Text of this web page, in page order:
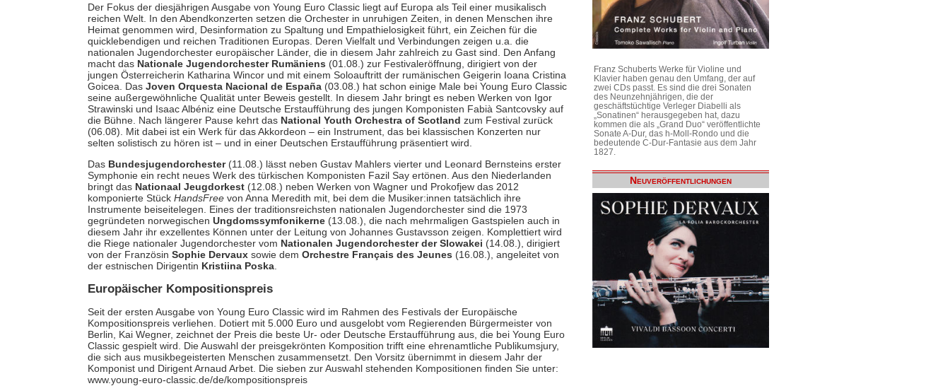
Der Fokus der diesjährigen Ausgabe von Young Euro Classic liegt auf Europa als Teil einer musikalisch
reichen Welt. In den Abendkonzerten setzen die Orchester in unruhigen Zeiten, in denen Menschen ihre
Heimat genommen wird, Desinformation zu Spaltung und Empathielosigkeit führt, ein Zeichen für die
quicklebendigen und reichen Traditionen Europas. Deren Vielfalt und Verbindungen zeigen u.a. die
nationalen Jugendorchester europäischer Länder, die in diesem Jahr zahlreich zu Gast sind. Den Anfang
macht das Nationale Jugendorchester Rumäniens (01.08.) zur Festivaleröffnung, dirigiert von der
jungen Österreicherin Katharina Wincor und mit einem Soloauftritt der rumänischen Geigerin Ioana Cristina
Goicea. Das Joven Orquesta Nacional de España(03.08.) hat schon einige Male bei Young Euro Classic
seine außergewöhnliche Qualität unter Beweis gestellt. In diesem Jahr bringt es neben Werken von Igor
Strawinski und Isaac Albéniz eine Deutsche Erstaufführung des jungen Komponisten Fabià Santcovsky auf
die Bühne. Nach längerer Pause kehrt das National Youth Orchestra of Scotland zum Festival zurück
(06.08). Mit dabei ist ein Werk für das Akkordeon – ein Instrument, das bei klassischen Konzerten nur
selten solistisch zu hören ist – und in einer Deutschen Erstaufführung präsentiert wird.
Das Bundesjugendorchester(11.08.) lässt neben Gustav Mahlers vierter und Leonard Bernsteins erster
Symphonie ein recht neues Werk des türkischen Komponisten Fazil Say ertönen. Aus den Niederlanden
bringt das Nationaal Jeugdorkest(12.08.) neben Werken von Wagner und Prokofjew das 2012
komponierte Stück HandsFreevon Anna Meredith mit, bei dem die Musiker:innen tatsächlich ihre
Instrumente beiseitelegen. Eines der traditionsreichsten nationalen Jugendorchester sind die 1973
gegründeten norwegischen Ungdomssymfonikerne(13.08.), die nach mehrmaligen Gastspielen auch in
diesem Jahr ihr exzellentes Können unter der Leitung von Johannes Gustavsson zeigen. Komplettiert wird
die Riege nationaler Jugendorchester vom Nationalen Jugendorchester der Slowakei (14.08.), dirigiert
von der Französin Sophie Dervauxsowie dem Orchestre Français des Jeunes (16.08.), angeleitet von
der estnischen Dirigentin Kristiina Poska.
Europäischer Kompositionspreis
Seit der ersten Ausgabe von Young Euro Classic wird im Rahmen des Festivals der Europäische
Kompositionspreis verliehen. Dotiert mit 5.000 Euro und ausgelobt vom Regierenden Bürgermeister von
Berlin, Kai Wegner, zeichnet der Preis die beste Ur- oder Deutsche Erstaufführung aus, die bei Young Euro
Classic gespielt wird. Die Auswahl der preisgekrönten Komposition trifft eine ehrenamtliche Publikumsjury,
die sich aus musikbegeisterten Menschen zusammensetzt. Den Vorsitz übernimmt in diesem Jahr der
Komponist und Dirigent Arnaud Arbet. Die sieben zur Auswahl stehenden Kompositionen finden Sie unter:
www.young-euro-classic.de/de/kompositionspreis
Franz Schuberts Werke für Violine und
Klavier haben genau den Umfang, der auf
zwei CDs passt. Es sind die drei Sonaten
des Neunzehnjährigen, die der
geschäftstüchtige Verleger Diabelli als
„Sonatinen“ herausgegeben hat, dazu
kommen die als „Grand Duo“ veröffentlichte
Sonate A-Dur, das h-Moll-Rondo und die
bedeutende C-Dur-Fantasie aus dem Jahr
1827.
Neuveröffentlichungen